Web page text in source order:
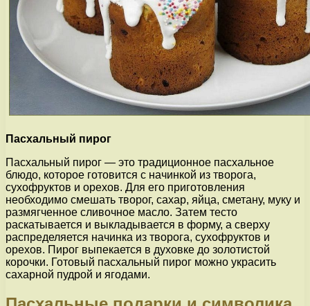
Пасхальный пирог
Пасхальный пирог — это традиционное пасхальное
блюдо, которое готовится с начинкой из творога,
сухофруктов и орехов. Для его приготовления
необходимо смешать творог, сахар, яйца, сметану, муку и
размягченное сливочное масло. Затем тесто
раскатывается и выкладывается в форму, а сверху
распределяется начинка из творога, сухофруктов и
орехов. Пирог выпекается в духовке до золотистой
корочки. Готовый пасхальный пирог можно украсить
сахарной пудрой и ягодами.